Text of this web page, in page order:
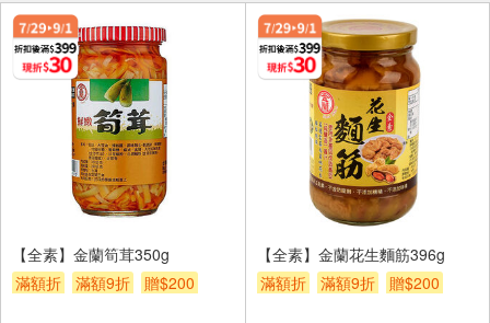
【全素】金蘭筍茸350g
滿額折
滿額9折 贈$200
【全素】金蘭花生麵筋396g
滿額折
滿額9折 贈$200